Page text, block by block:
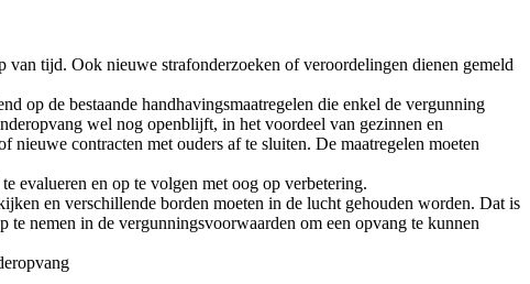
tijd. Ook nieuwe strafonderzoeken of veroordelingen dienen gemeld
op de bestaande handhavingsmaatregelen die enkel de vergunning
wel nog openblijft, in het voordeel van gezinnen en
contracten met ouders af te sluiten. De maatregelen moeten
evalueren en op te volgen met oog op verbetering.
en verschillende borden moeten in de lucht gehouden worden. Dat is
nemen in de vergunningsvoorwaarden om een opvang te kunnen